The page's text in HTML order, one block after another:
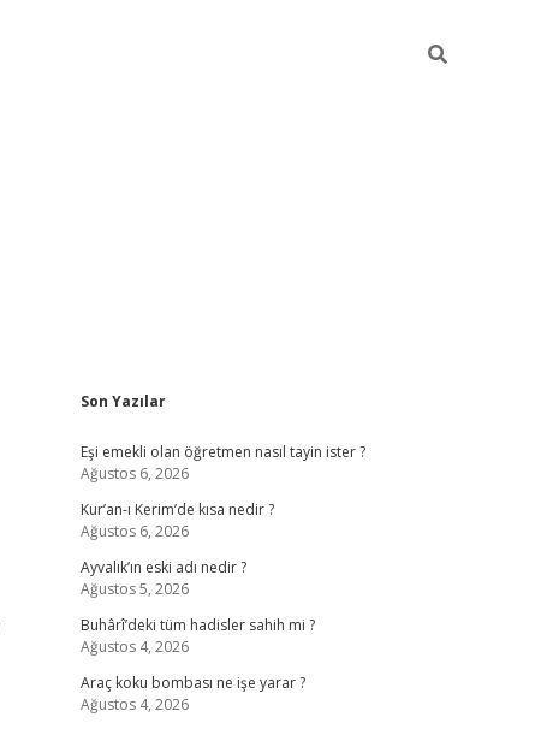
Sidebar
Son Yazılar
Eşi emekli olan öğretmen nasıl tayin ister ?
Ağustos 6, 2026
Kur’an-ı Kerim’de kısa nedir ?
Ağustos 6, 2026
Ayvalık’ın eski adı nedir ?
Ağustos 5, 2026
Buhârî’deki tüm hadisler sahih mi ?
Ağustos 4, 2026
Araç koku bombası ne işe yarar ?
Ağustos 4, 2026